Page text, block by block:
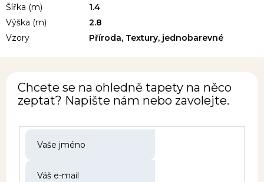
Šířka (m)
1.4
Výška (m)
2.8
Vzory
Příroda, Textury, jednobarevné
Chcete se na ohledně tapety na něco
zeptat? Napište nám nebo zavolejte.